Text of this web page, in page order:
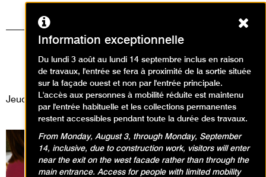
rêves | 4-6 ans |
Présences Arabes
Visites, Animations / Visite
animation
Jeudi 22 août 2024
Information exceptionnelle
Du lundi 3 août au lundi 14 septembre inclus en raison
de travaux, l'entrée se fera à proximité de la sortie située
sur la façade ouest et non par l'entrée principale.
L'accès aux personnes à mobilité réduite est maintenu
par l'entrée habituelle et les collections permanentes
restent accessibles pendant toute la durée des travaux.
From Monday, August 3, through Monday, September
14, inclusive, due to construction work, visitors will enter
near the exit on the west facade rather than through the
main entrance. Access for people with limited mobility